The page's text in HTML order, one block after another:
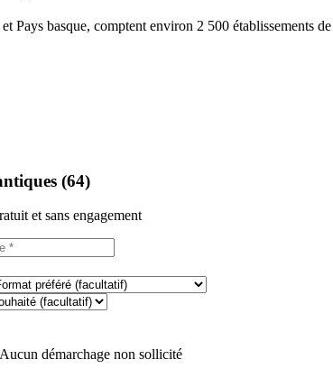
Pays basque, comptent environ 2 500
(64)
et sans engagement
démarchage non sollicité